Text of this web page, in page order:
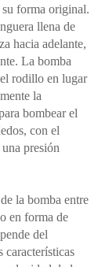
forma original.
llena de
hacia adelante,
La bomba
rodillo en lugar
la
bombear el
con el
presión
la bomba entre
en forma de
del
características